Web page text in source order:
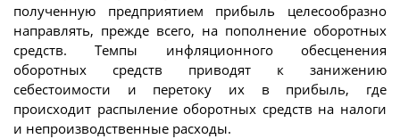
полученную предприятием прибыль целесообразно
направлять, прежде всего, на пополнение оборотных
средств. Темпы инфляционного обесценения
оборотных средств приводят к занижению
себестоимости и перетоку их в прибыль, где
происходит распыление оборотных средств на налоги
и непроизводственные расходы.